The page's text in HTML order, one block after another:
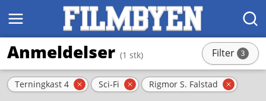
MENY SØK
Anmeldelser (1 stk) Filter 3stk
Aktive filter
Terningkast 4 Fjern filter
Sci-Fi Fjern filter
Rigmor S. Falstad Fjern